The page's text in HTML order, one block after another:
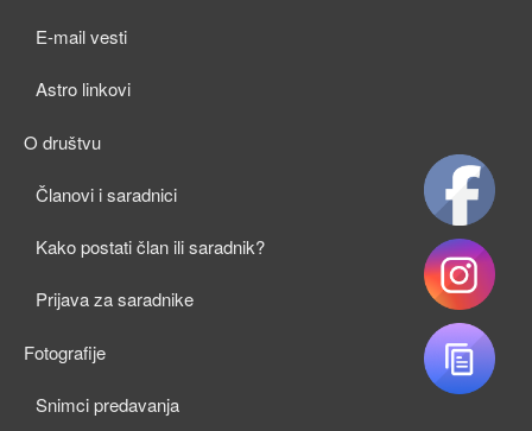
E-mail vesti
Astro linkovi
O društvu
Članovi i saradnici
Kako postati član ili saradnik?
Prijava za saradnike
Fotografije
child
menu
Snimci predavanja